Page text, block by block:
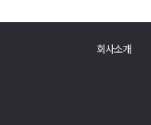
회사소개